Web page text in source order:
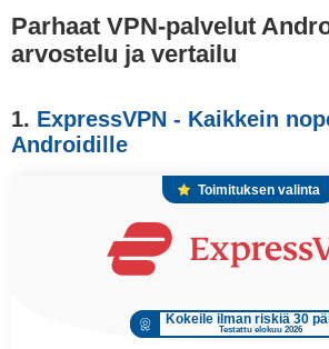
Parhaat VPN-palvelut
arvostelu ja vertailu
1. ExpressVPN - Kaikkein
Androidille
Toimituksen valinta
Kokeile ilman riskiä 30
Testattu elokuu 2026